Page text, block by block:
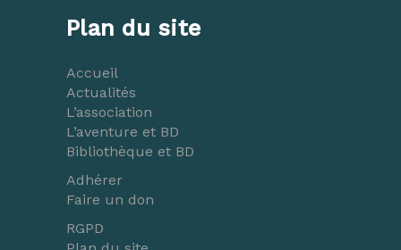
Plan du site
Accueil
Actualités
L’association
L’aventure et BD
Bibliothèque et BD
Adhérer
Faire un don
RGPD